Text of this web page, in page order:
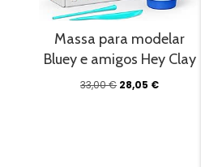
Massa para modelar
Bluey e amigos Hey Clay
33,00€ O
28,05 €O